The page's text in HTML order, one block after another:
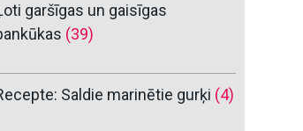
garšīgas un gaisīgas
(39)
Saldie marinētie gurķi (4)